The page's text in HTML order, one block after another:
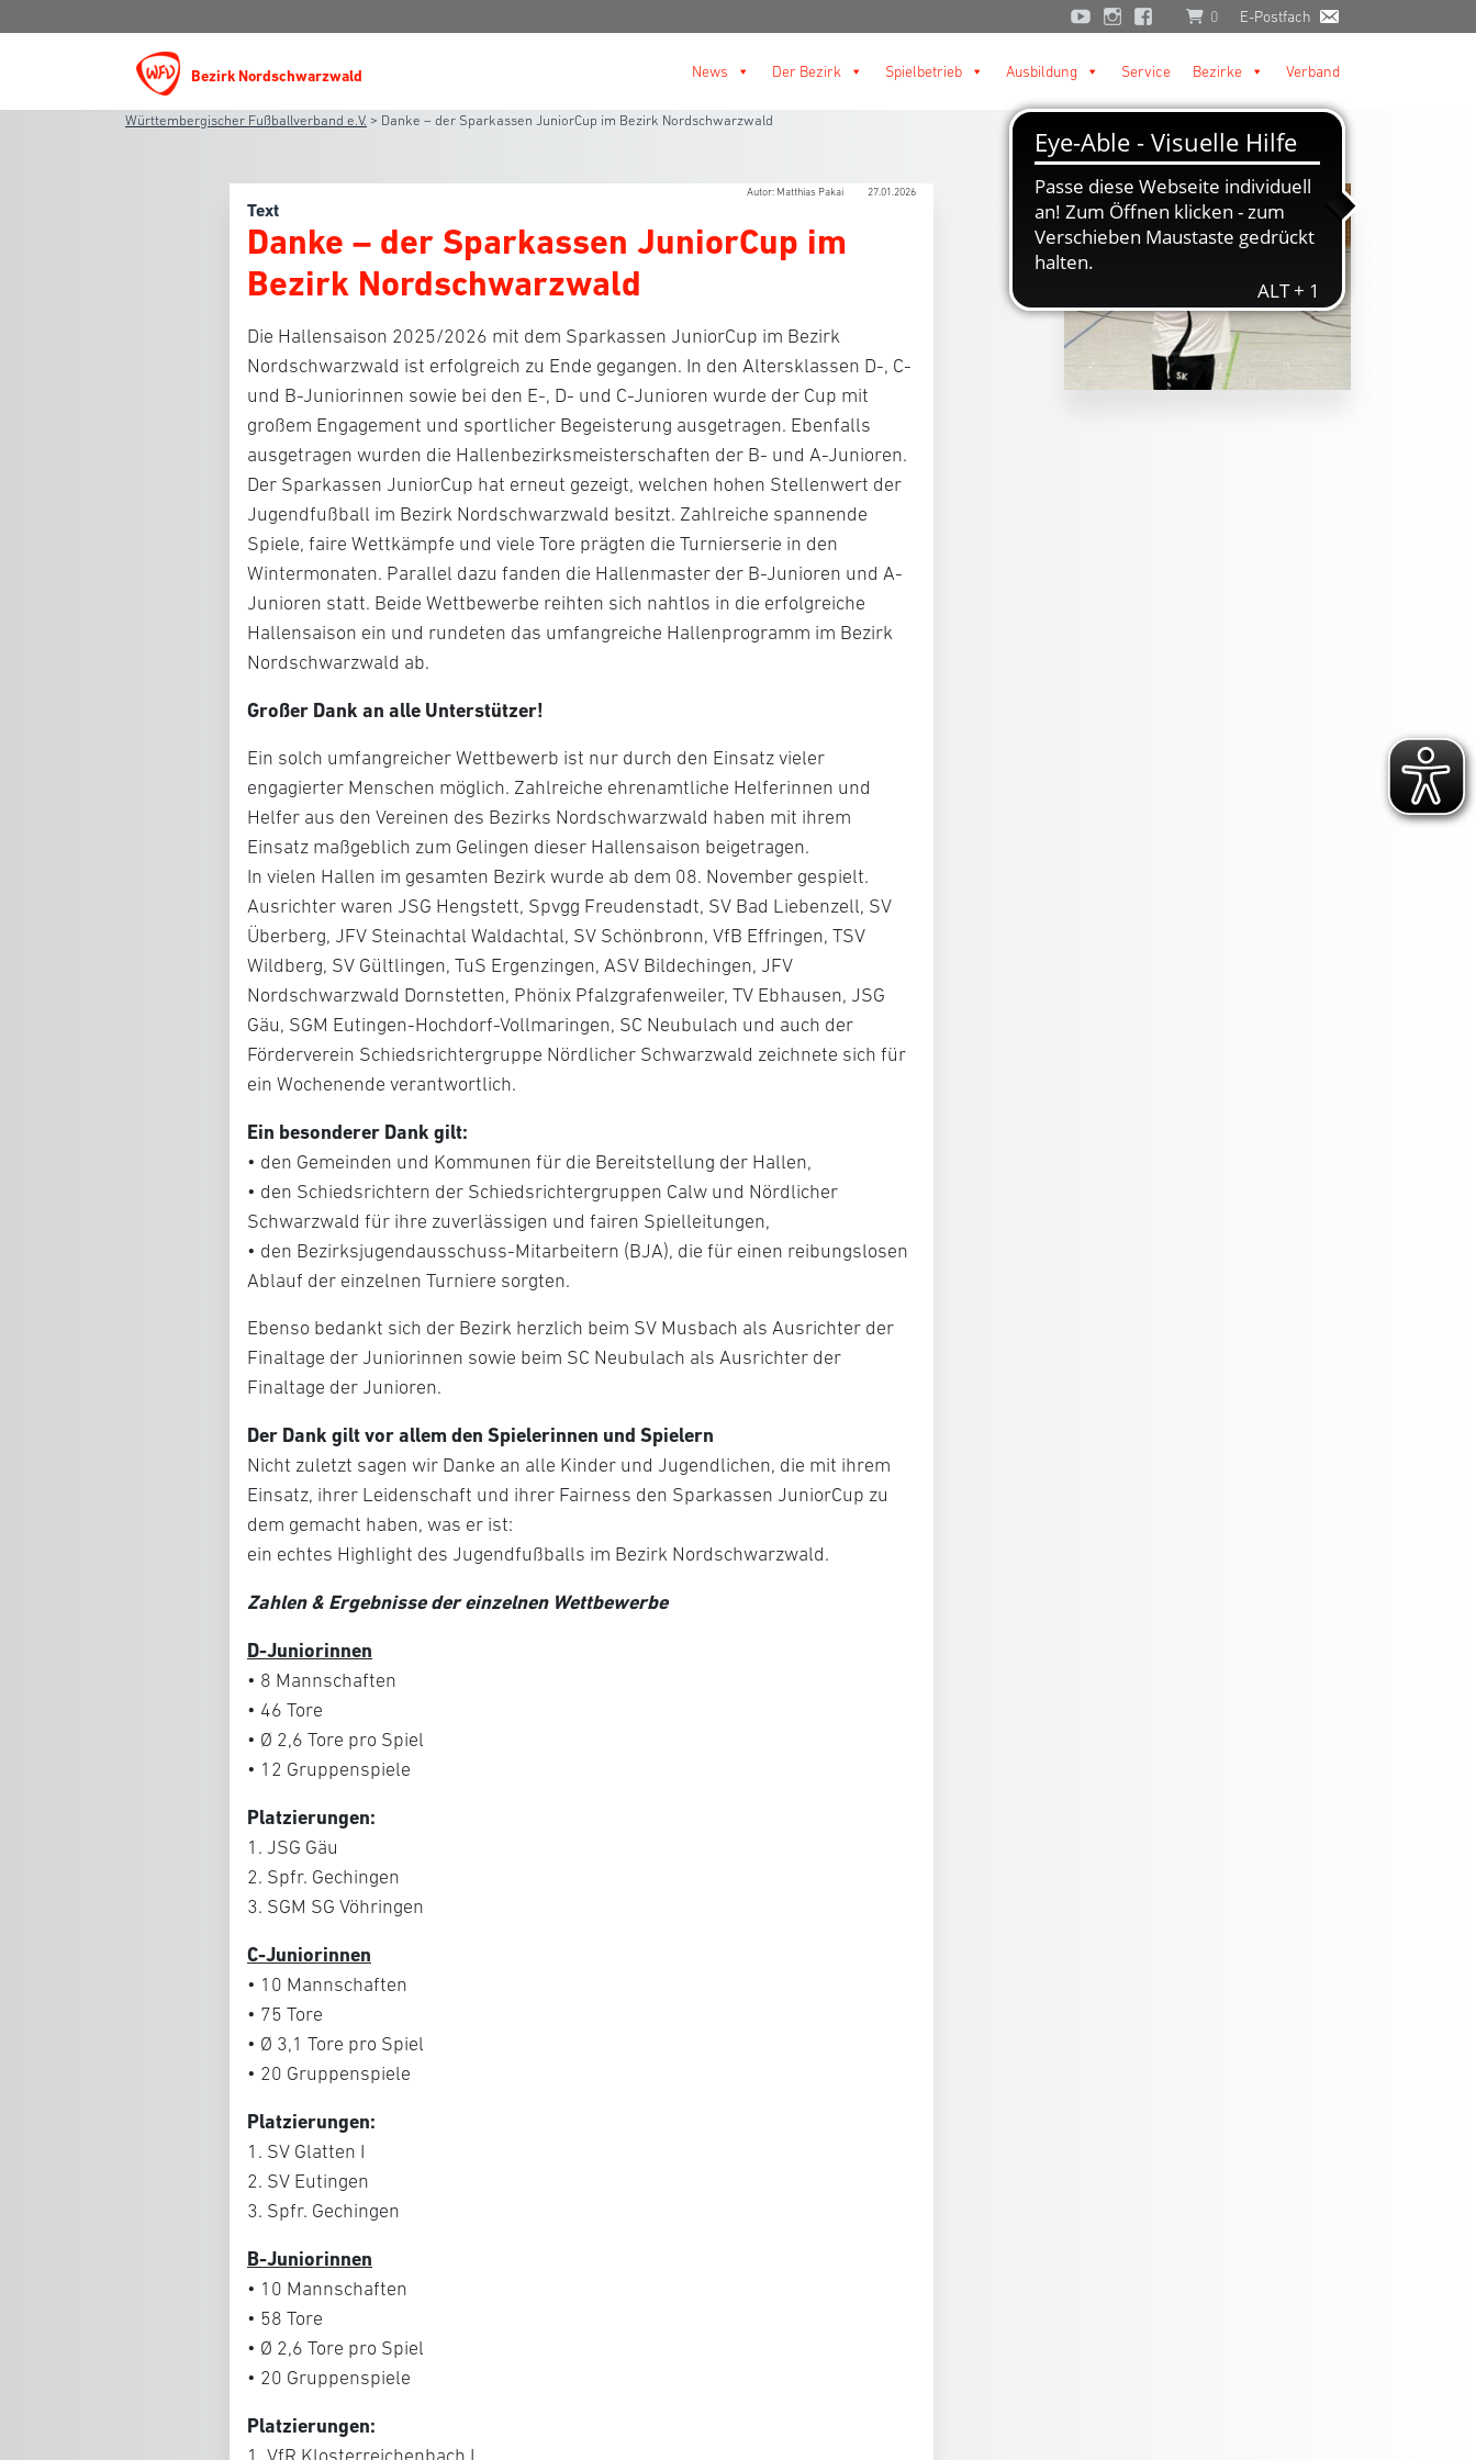
0 E-Postfach
Bezirk Nordschwarzwald News Der Bezirk Spielbetrieb Ausbildung Service Bezirke Verband
Württembergischer Fußballverband e.V. > Danke – der Sparkassen JuniorCup im Bezirk Nordschwarzwald
Autor: Matthias Pakai 27.01.2026
Text
Danke – der Sparkassen JuniorCup im
Bezirk Nordschwarzwald
Die Hallensaison 2025/2026 mit dem Sparkassen JuniorCup im Bezirk
Nordschwarzwald ist erfolgreich zu Ende gegangen. In den Altersklassen D-, C-
und B-Juniorinnen sowie bei den E-, D- und C-Junioren wurde der Cup mit
großem Engagement und sportlicher Begeisterung ausgetragen. Ebenfalls
ausgetragen wurden die Hallenbezirksmeisterschaften der B- und A-Junioren.
Der Sparkassen JuniorCup hat erneut gezeigt, welchen hohen Stellenwert der
Jugendfußball im Bezirk Nordschwarzwald besitzt. Zahlreiche spannende
Spiele, faire Wettkämpfe und viele Tore prägten die Turnierserie in den
Wintermonaten. Parallel dazu fanden die Hallenmaster der B-Junioren und A-
Junioren statt. Beide Wettbewerbe reihten sich nahtlos in die erfolgreiche
Hallensaison ein und rundeten das umfangreiche Hallenprogramm im Bezirk
Nordschwarzwald ab.
Großer Dank an alle Unterstützer!
Ein solch umfangreicher Wettbewerb ist nur durch den Einsatz vieler
engagierter Menschen möglich. Zahlreiche ehrenamtliche Helferinnen und
Helfer aus den Vereinen des Bezirks Nordschwarzwald haben mit ihrem
Einsatz maßgeblich zum Gelingen dieser Hallensaison beigetragen.
In vielen Hallen im gesamten Bezirk wurde ab dem 08. November gespielt.
Ausrichter waren JSG Hengstett, Spvgg Freudenstadt, SV Bad Liebenzell, SV
Überberg, JFV Steinachtal Waldachtal, SV Schönbronn, VfB Effringen, TSV
Wildberg, SV Gültlingen, TuS Ergenzingen, ASV Bildechingen, JFV
Nordschwarzwald Dornstetten, Phönix Pfalzgrafenweiler, TV Ebhausen, JSG
Gäu, SGM Eutingen-Hochdorf-Vollmaringen, SC Neubulach und auch der
Förderverein Schiedsrichtergruppe Nördlicher Schwarzwald zeichnete sich für
ein Wochenende verantwortlich.
Ein besonderer Dank gilt:
• den Gemeinden und Kommunen für die Bereitstellung der Hallen,
• den Schiedsrichtern der Schiedsrichtergruppen Calw und Nördlicher
Schwarzwald für ihre zuverlässigen und fairen Spielleitungen,
• den Bezirksjugendausschuss-Mitarbeitern (BJA), die für einen reibungslosen
Ablauf der einzelnen Turniere sorgten.
Ebenso bedankt sich der Bezirk herzlich beim SV Musbach als Ausrichter der
Finaltage der Juniorinnen sowie beim SC Neubulach als Ausrichter der
Finaltage der Junioren.
Der Dank gilt vor allem den Spielerinnen und Spielern
Nicht zuletzt sagen wir Danke an alle Kinder und Jugendlichen, die mit ihrem
Einsatz, ihrer Leidenschaft und ihrer Fairness den Sparkassen JuniorCup zu
dem gemacht haben, was er ist:
ein echtes Highlight des Jugendfußballs im Bezirk Nordschwarzwald.
Zahlen & Ergebnisse der einzelnen Wettbewerbe
D-Juniorinnen
• 8 Mannschaften
• 46 Tore
• Ø 2,6 Tore pro Spiel
• 12 Gruppenspiele
Platzierungen:
1. JSG Gäu
2. Spfr. Gechingen
3. SGM SG Vöhringen
C-Juniorinnen
• 10 Mannschaften
• 75 Tore
• Ø 3,1 Tore pro Spiel
• 20 Gruppenspiele
Platzierungen:
1. SV Glatten I
2. SV Eutingen
3. Spfr. Gechingen
B-Juniorinnen
• 10 Mannschaften
• 58 Tore
• Ø 2,6 Tore pro Spiel
• 20 Gruppenspiele
Platzierungen:
1. VfR Klosterreichenbach I